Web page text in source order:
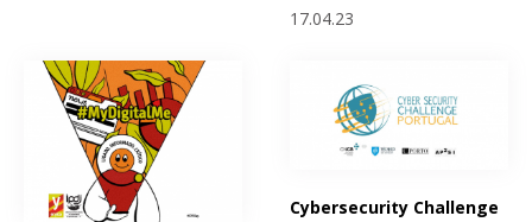
17.04.23
Cybersecurity Challenge